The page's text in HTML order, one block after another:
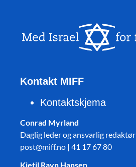
Kontakt MIFF
Kontaktskjema
Conrad Myrland
Daglig leder og ansvarlig redaktør
post@miff.no | 41 17 67 80
Kjetil Ravn Hansen